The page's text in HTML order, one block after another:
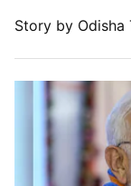
Story by Odisha